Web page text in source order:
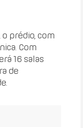
prédio, com
Com
16 salas
de